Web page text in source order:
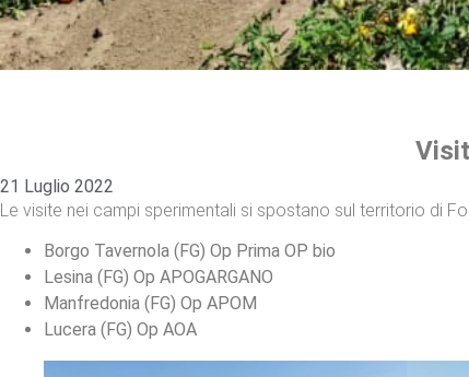
21 Luglio 2022
Le visite nei campi sperimentali si spostano sul territorio di
Borgo Tavernola (FG) Op Prima OP bio
Lesina (FG) Op APOGARGANO
Manfredonia (FG) Op APOM
Lucera (FG) Op AOA